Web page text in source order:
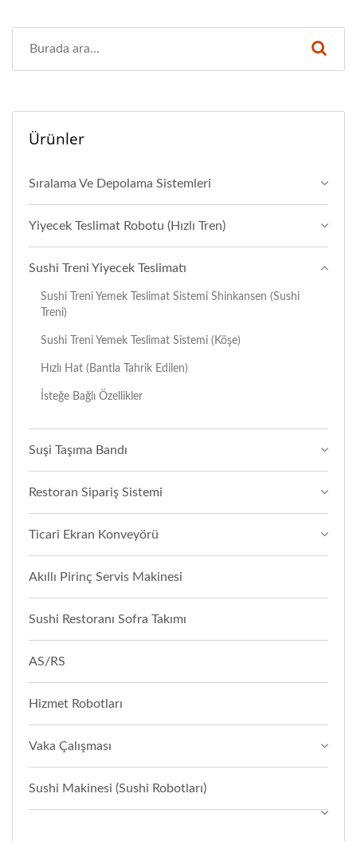
Ürünler
Sıralama Ve Depolama Sistemleri
Yiyecek Teslimat Robotu (Hızlı Tren)
Sushi Treni Yiyecek Teslimatı
Sushi Treni Yemek Teslimat Sistemi Shinkansen (Sushi
Treni)
Sushi Treni Yemek Teslimat Sistemi (Köşe)
Hızlı Hat (Bantla Tahrik Edilen)
İsteğe Bağlı Özellikler
Suşi Taşıma Bandı
Restoran Sipariş Sistemi
Ticari Ekran Konveyörü
Akıllı Pirinç Servis Makinesi
Sushi Restoranı Sofra Takımı
AS/RS
Hizmet Robotları
Vaka Çalışması
Sushi Makinesi (Sushi Robotları)